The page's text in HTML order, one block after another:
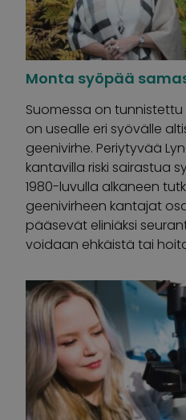
Monta syöpää
Suomessa on tunnistettu
on usealle eri syövälle
geenivirhe. Periytyvää
kantavilla riski sairastua
1980-luvulla alkaneen
geenivirheen kantajat
pääsevät eliniäksi
voidaan ehkäistä tai